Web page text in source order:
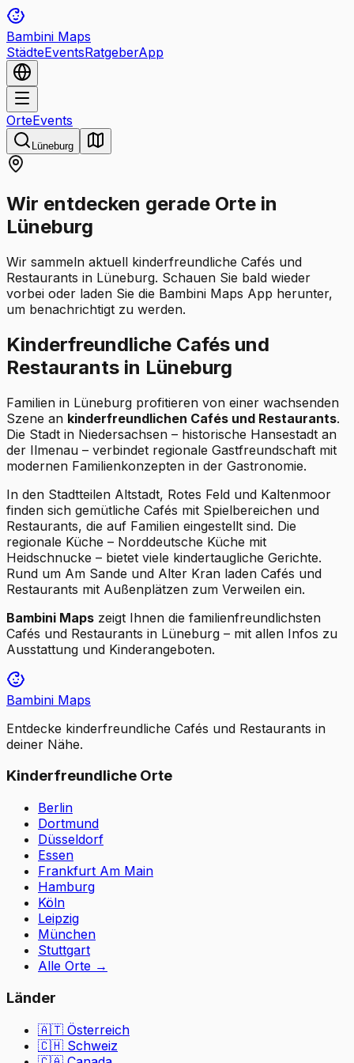
Bambini Maps
StädteEventsRatgeberApp
OrteEvents
Lüneburg
Wir entdecken gerade Orte in
Lüneburg
Wir sammeln aktuell kinderfreundliche Cafés und
Restaurants in Lüneburg. Schauen Sie bald wieder
vorbei oder laden Sie die Bambini Maps App herunter,
um benachrichtigt zu werden.
Kinderfreundliche Cafés und
Restaurants in Lüneburg
Familien in Lüneburg profitieren von einer wachsenden
Szene an kinderfreundlichen Cafés und Restaurants.
Die Stadt in Niedersachsen – historische Hansestadt an
der Ilmenau – verbindet regionale Gastfreundschaft mit
modernen Familienkonzepten in der Gastronomie.
In den Stadtteilen Altstadt, Rotes Feld und Kaltenmoor
finden sich gemütliche Cafés mit Spielbereichen und
Restaurants, die auf Familien eingestellt sind. Die
regionale Küche – Norddeutsche Küche mit
Heidschnucke – bietet viele kindertaugliche Gerichte.
Rund um Am Sande und Alter Kran laden Cafés und
Restaurants mit Außenplätzen zum Verweilen ein.
Bambini Maps zeigt Ihnen die familienfreundlichsten
Cafés und Restaurants in Lüneburg – mit allen Infos zu
Ausstattung und Kinderangeboten.
Bambini Maps
Entdecke kinderfreundliche Cafés und Restaurants in
deiner Nähe.
Kinderfreundliche Orte
Berlin
Dortmund
Düsseldorf
Essen
Frankfurt Am Main
Hamburg
Köln
Leipzig
München
Stuttgart
Alle Orte →
Länder
🇦🇹 Österreich
🇨🇭 Schweiz